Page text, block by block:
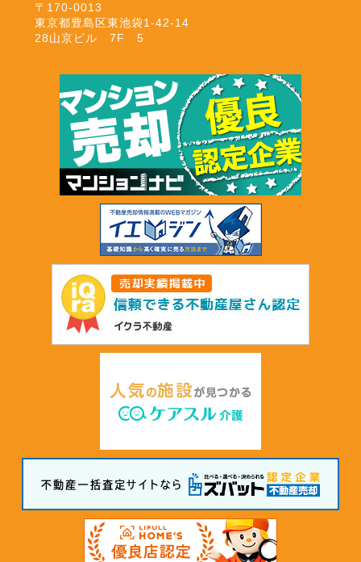
〒170-0013
東京都豊島区東池袋1-42-14
28山京ビル 7F 5